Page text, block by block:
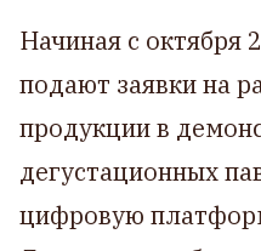
Начиная с октября
подают заявки на
продукции в
дегустационных
цифровую